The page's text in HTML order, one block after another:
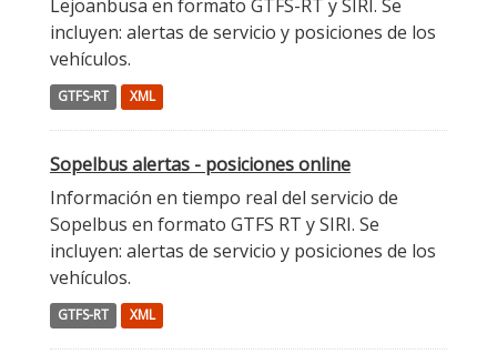
Lejoanbusa en formato GTFS-RT y SIRI. Se
incluyen: alertas de servicio y posiciones de los
vehículos.
GTFS-RT XML
Sopelbus alertas - posiciones online
Información en tiempo real del servicio de
Sopelbus en formato GTFS RT y SIRI. Se
incluyen: alertas de servicio y posiciones de los
vehículos.
GTFS-RT XML